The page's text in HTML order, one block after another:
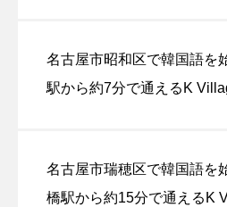
名古屋市昭和区で韓国語を
駅から約7分で通えるK
名古屋市瑞穂区で韓国語を
橋駅から約15分で通えるK